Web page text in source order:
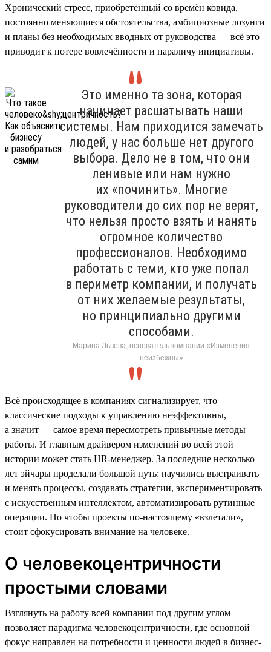
Хронический стресс, приобретённый со времён ковида,
постоянно меняющиеся обстоятельства, амбициозные лозунги
и планы без необходимых вводных от руководства — всё это
приводит к потере вовлечённости и параличу инициативы.
Это именно та зона, которая
начинает расшатывать наши
системы. Нам приходится замечать
людей, у нас больше нет другого
выбора. Дело не в том, что они
ленивые или нам нужно
их «починить». Многие
руководители до сих пор не верят,
что нельзя просто взять и нанять
огромное количество
профессионалов. Необходимо
работать с теми, кто уже попал
в периметр компании, и получать
от них желаемые результаты,
но принципиально другими
способами.
Марина Львова, основатель компании «Изменения
неизбежны»
Всё происходящее в компаниях сигнализирует, что
классические подходы к управлению неэффективны,
а значит — самое время пересмотреть привычные методы
работы. И главным драйвером изменений во всей этой
истории может стать HR-менеджер. За последние несколько
лет эйчары проделали большой путь: научились выстраивать
и менять процессы, создавать стратегии, экспериментировать
с искусственным интеллектом, автоматизировать рутинные
операции. Но чтобы проекты по-настоящему «взлетали»,
стоит сфокусировать внимание на человеке.
О человекоцентричности
простыми словами
Взглянуть на работу всей компании под другим углом
позволяет парадигма человекоцентричности, где основной
фокус направлен на потребности и ценности людей в бизнес-